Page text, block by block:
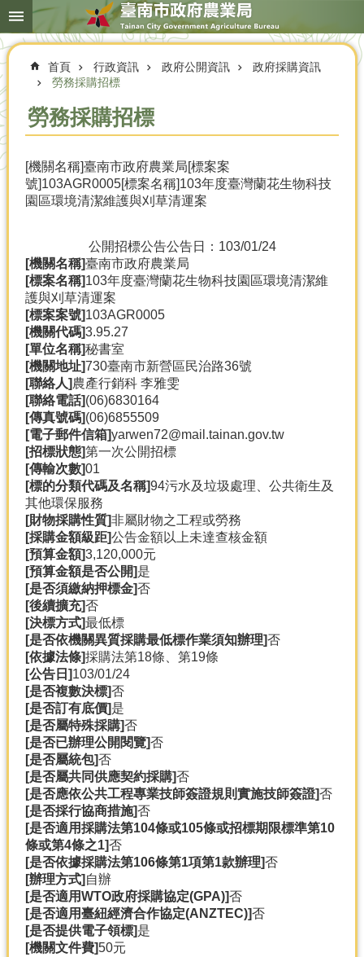
跳到主要內容區塊
搜
尋
進
簡
民
回
首頁 行政資訊 政府公開資訊
政府採購資訊
勞務採購招標
勞務採購招標
[機關名稱]臺南市政府農業局[標案案
號]103AGR0005[標案名稱]103年度臺灣蘭花生物科技
園區環境清潔維護與刈草清運案
公開招標公告公告日：103/01/24
[機關名稱]臺南市政府農業局
[標案名稱]103年度臺灣蘭花生物科技園區環境清潔維
護與刈草清運案
[標案案號]103AGR0005
[機關代碼]3.95.27
[單位名稱]秘書室
[機關地址]730臺南市新營區民治路36號
[聯絡人]農產行銷科 李雅雯
[聯絡電話](06)6830164
[傳真號碼](06)6855509
[電子郵件信箱]yarwen72@mail.tainan.gov.tw
[招標狀態]第一次公開招標
[傳輸次數]01
[標的分類代碼及名稱]94污水及垃圾處理、公共衛生及
其他環保服務
[財物採購性質]非屬財物之工程或勞務
[採購金額級距]公告金額以上未達查核金額
[預算金額]3,120,000元
[預算金額是否公開]是
[是否須繳納押標金]否
[後續擴充]否
[決標方式]最低標
[是否依機關異質採購最低標作業須知辦理]否
[依據法條]採購法第18條、第19條
[公告日]103/01/24
[是否複數決標]否
[是否訂有底價]是
[是否屬特殊採購]否
[是否已辦理公開閱覽]否
[是否屬統包]否
[是否屬共同供應契約採購]否
[是否應依公共工程專業技師簽證規則實施技師簽證]否
[是否採行協商措施]否
[是否適用採購法第104條或105條或招標期限標準第10
條或第4條之1]否
[是否依據採購法第106條第1項第1款辦理]否
[辦理方式] 自辦
[是否適用WTO政府採購協定(GPA)]否
[是否適用臺紐經濟合作協定(ANZTEC)]否
[是否提供電子領標]是
[機關文件費]50元